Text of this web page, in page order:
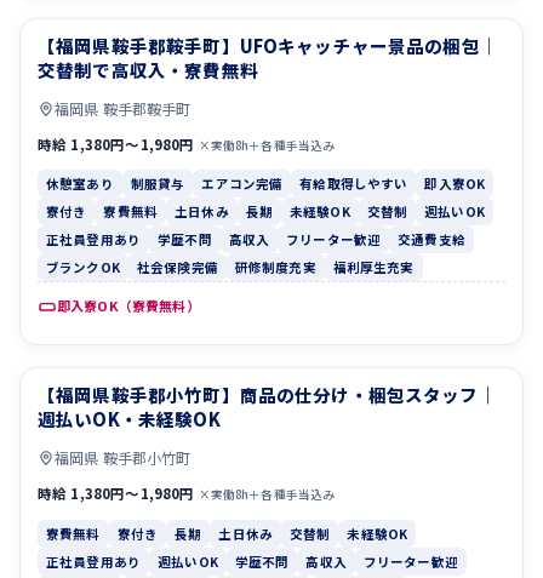
休憩室あり 制服貸与
【福岡県鞍手郡鞍手町】UFOキャッチャー景品の梱包｜
交替制で高収入・寮費無料
福岡県 鞍手郡鞍手町
時給 1,380円〜1,980円 ×実働8h＋各種手当込み
休憩室あり 制服貸与 エアコン完備 有給取得しやすい
即入寮OK
寮付き
寮費無料 土日休み 長期 未経験OK 交替制
週払いOK
正社員登用あり
学歴不問 高収入 フリーター歓迎
交通費支給
ブランクOK
社会保険完備 研修制度充実 福利厚生充実
即入寮OK（寮費無料）
寮費無料 寮付き
【福岡県鞍手郡小竹町】商品の仕分け・梱包スタッフ｜
週払いOK・未経験OK
福岡県 鞍手郡小竹町
時給 1,380円〜1,980円 ×実働8h＋各種手当込み
寮費無料 寮付き 長期 土日休み 交替制
未経験OK
正社員登用あり
週払いOK 学歴不問 高収入
フリーター歓迎